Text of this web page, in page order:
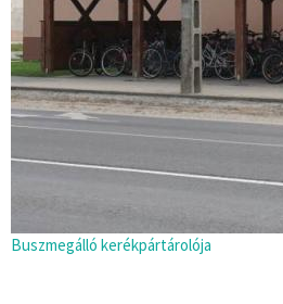
Buszmegálló kerékpártárolója